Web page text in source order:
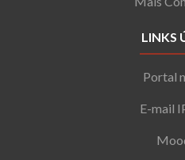
LINKS
Portal
E-mail